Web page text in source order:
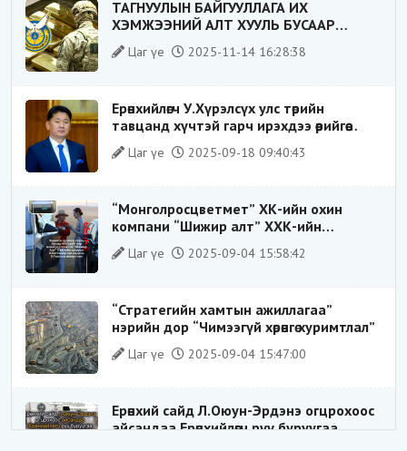
ТАГНУУЛЫН БАЙГУУЛЛАГА ИХ
ХЭМЖЭЭНИЙ АЛТ ХУУЛЬ БУСААР
ХИЛЭЭР ГАРГАХ ГЭЖ БАЙСАН
ҮЙЛДЛИЙГ ТАСЛАН ЗОГСООЛОО
Цаг үе 2025-11-14 16:28:38
Ерөнхийлөгч У.Хүрэлсүх улс төрийн
тавцанд хүчтэй гарч ирэхдээ өөрийгөө
шударга ёсны төлөө тэмцэгч, “хуучин
тогтолцооны хонгилыг нураагч” гэсэн
Цаг үе 2025-09-18 09:40:43
“Монголросцветмет” ХК-ийн охин
компани “Шижир алт” ХХК-ийн
Гүйцэтгэх захирлаар ажиллаж байсан
О.Баттөмөрт холбогдох хэрэг хаашаа
Цаг үе 2025-09-04 15:58:42
“Стратегийн хамтын ажиллагаа”
нэрийн дор “Чимээгүй хөрөнгө хуримтлал”
Цаг үе 2025-09-04 15:47:00
Ерөнхий сайд Л.Оюун-Эрдэнэ огцрохоос
айсандаа Ерөнхийлөгч рүү буруугаа